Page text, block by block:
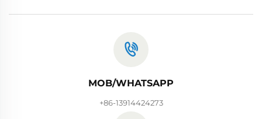
MOB/WHATSAPP
+86-13914424273